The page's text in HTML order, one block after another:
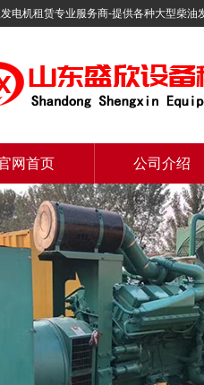
电机租赁专业服务商-提供各种大型柴油
网首页 公司介绍